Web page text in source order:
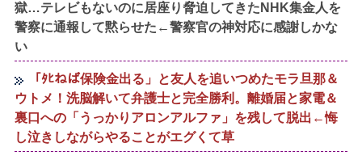
獄…テレビもないのに居座り脅迫してきたNHK集金人を
警察に通報して黙らせた←警察官の神対応に感謝しかな
い
「ﾀﾋねば保険金出る」と友人を追いつめたモラ旦那＆
ウトメ！洗脳解いて弁護士と完全勝利。離婚届と家電＆
裏口への「うっかりアロンアルファ」を残して脱出←悔
し泣きしながらやることがエグくて草